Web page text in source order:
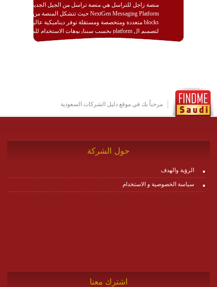
منصة زاجل للتراسل هي منصة تراسل من الجيل الجديد
NextGen Messaging Platform حيث تتشكل المنصة من
blocks متعددة ومتخصصة ومستقلة توفر ديناميكية عالية
لتصميم ال platform بحسب سيناريوهات الاستخدام للمنصة
وتتوافق مع النشر والاستثمار ضمن بيئة استضافة dedicated
http://www.plutosms.com/zagel
مرحباً بك في موقع دليل الشركات السعودية
حول الشركة
الرؤية والهدف
سياسة الخصوصية و الاستخدام
اشترك معنا